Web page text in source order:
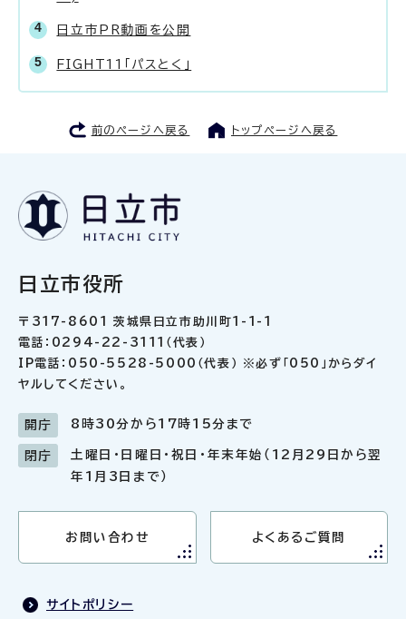
日立市PR動画を公開
FIGHT11「パスとく」
前のページへ戻る トップページへ戻る
日立市役所
〒317-8601 茨城県日立市助川町1-1-1
電話：0294-22-3111（代表）
IP電話：050-5528-5000（代表） ※必ず「050」からダイ
ヤルしてください。
開庁 8時30分から17時15分まで
閉庁
土曜日・日曜日・祝日・年末年始（12月29日から翌
年1月3日まで）
お問い合わせ よくあるご質問
サイトポリシー